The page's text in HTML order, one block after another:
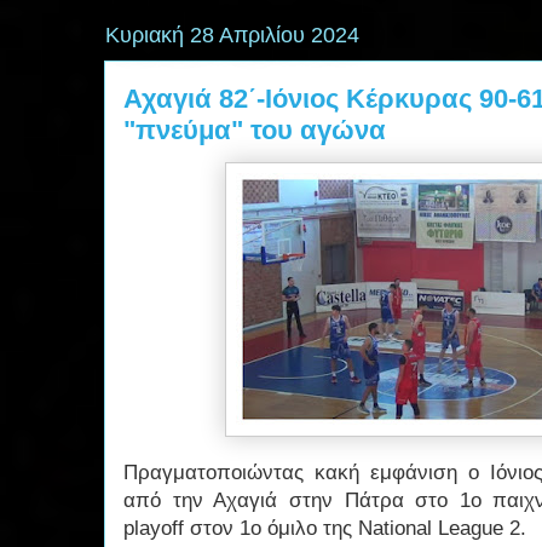
Κυριακή 28 Απριλίου 2024
Αχαγιά 82΄-Ιόνιος Κέρκυρας 90-
"πνεύμα" του αγώνα
Πραγματοποιώντας κακή εμφάνιση ο
από την Αχαγιά στην Πάτρα στο 1ο
playoff στον 1ο όμιλο της National League 2.